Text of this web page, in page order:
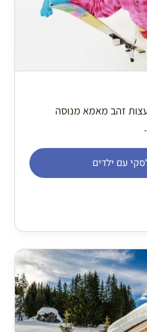
עצות זהב מאמא מנוסה
עם ילדים